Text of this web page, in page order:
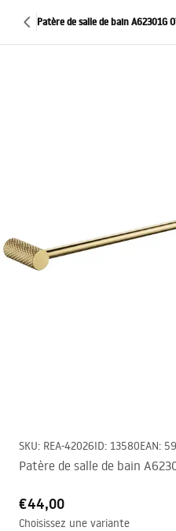
Patère de salle de bain A62301G
SKU: REA-42026ID: 13580EAN:
Patère de salle de bain
€44,00
Choisissez une variante